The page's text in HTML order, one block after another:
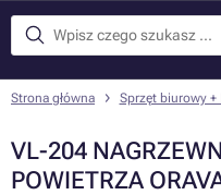
Strona główna Sprzęt biurowy +
VL-204
POWIETRZA